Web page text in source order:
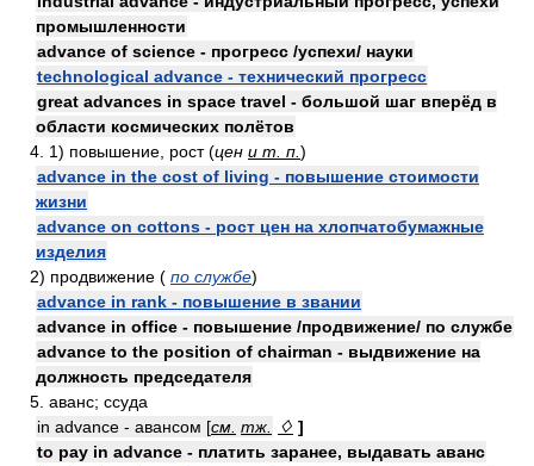
промышленности
advance of science - прогресс /успехи/ науки
technological advance - технический прогресс
great advances in space travel - большой шаг вперёд в
области космических полётов
4. 1) повышение, рост (цен и т. п. )
advance in the cost of living - повышение стоимости
жизни
advance on cottons - рост цен на хлопчатобумажные
изделия
2) продвижение ( по службе)
advance in rank - повышение в звании
advance in office - повышение /продвижение/ по службе
advance to the position of chairman - выдвижение на
должность председателя
5. аванс; ссуда
in advance - авансом [см. тж. ♢ ]
to pay in advance - платить заранее, выдавать аванс